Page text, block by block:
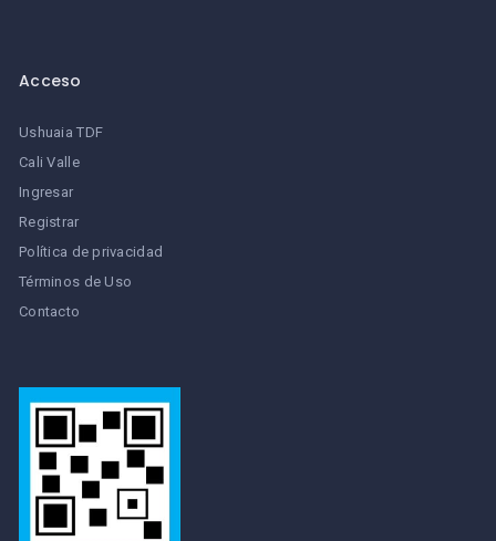
Acceso
Ushuaia TDF
Cali Valle
Ingresar
Registrar
Política de privacidad
Términos de Uso
Contacto